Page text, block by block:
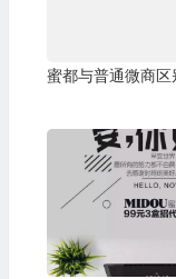
蜜都与普通微商区